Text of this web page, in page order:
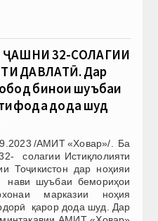
32-СОЛАГИИ
ДАВЛАТӢ. Дар
бинои шуъбаи
дода шуд
/АМИТ «Ховар»/. Ба
солагии Истиқлолияти
Тоҷикистон дар ноҳияи
нави шуъбаи бемориҳои
марказии ноҳия
қарор дода шуд. Дар